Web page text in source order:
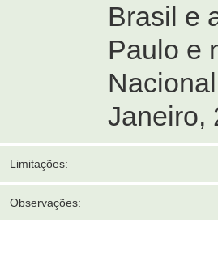
Brasil e
Paulo e
Janeiro,
Limitações:
Observações: